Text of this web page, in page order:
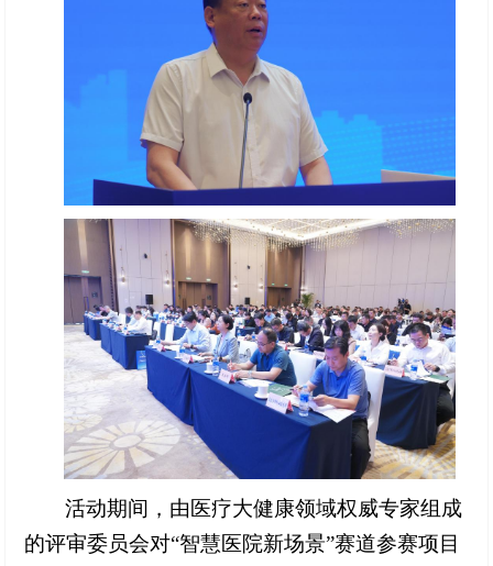
活动期间，由医疗大健康领域权威专家组成
的评审委员会对“智慧医院新场景”赛道参赛项目